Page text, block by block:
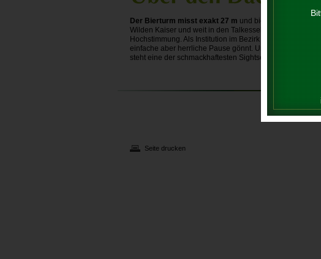
Der Bierturm misst exakt 27 m und bietet einen
Wilden Kaiser und weit in den Talkessel hinein.
Hochstimmung. Als Institution im Bezirk ist er ein
einfache aber herrliche Pause gönnt. Und wer hier
steht eine der schmackhaftesten Sightseeing Touren noch
Seite drucken